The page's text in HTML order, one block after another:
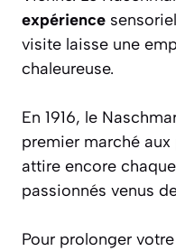
expérience
visite laisse une
chaleureuse.
En 1916, le
premier marché
attire encore
passionnés venus
Pour prolonger